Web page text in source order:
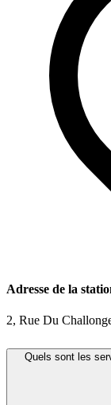
Adresse de la
2, Rue Du
Quels sont les